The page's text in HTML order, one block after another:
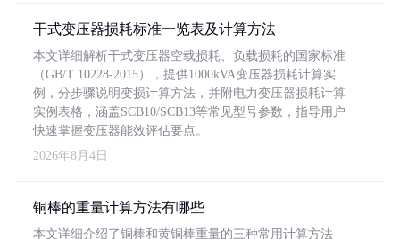
干式变压器损耗标准一览表及计算方法
本文详细解析干式变压器空载损耗、负载损耗的国家标准
（GB/T 10228-2015），提供1000kVA变压器损耗计算实
例，分步骤说明变损计算方法，并附电力变压器损耗计算
实例表格，涵盖SCB10/SCB13等常见型号参数，指导用户
快速掌握变压器能效评估要点。
2026年8月4日
铜棒的重量计算方法有哪些
本文详细介绍了铜棒和黄铜棒重量的三种常用计算方法